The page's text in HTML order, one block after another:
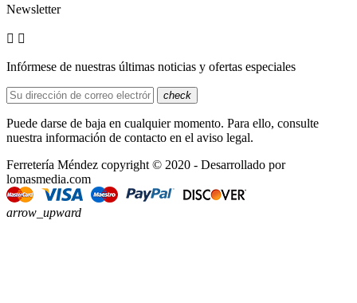
Newsletter
 
Infórmese de nuestras últimas noticias y ofertas especiales
check
Puede darse de baja en cualquier momento. Para ello, consulte
nuestra información de contacto en el aviso legal.
Ferretería Méndez copyright © 2020 - Desarrollado por
lomasmedia.com
arrow_upward